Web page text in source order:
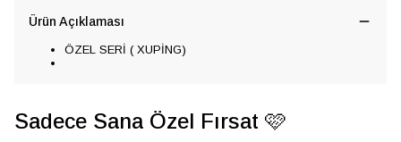
Ürün Açıklaması
ÖZEL SERİ ( XUPİNG)
Sadece Sana Özel Fırsat 🩷